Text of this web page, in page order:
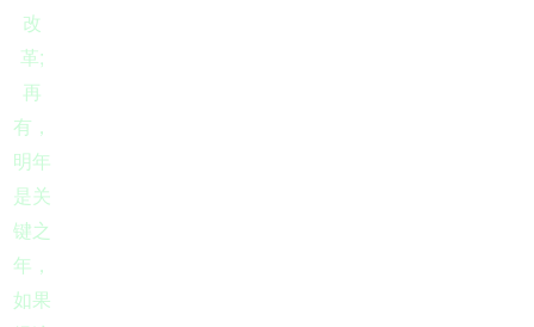
改
革;
再
有，
明年
是关
键之
年，
如果